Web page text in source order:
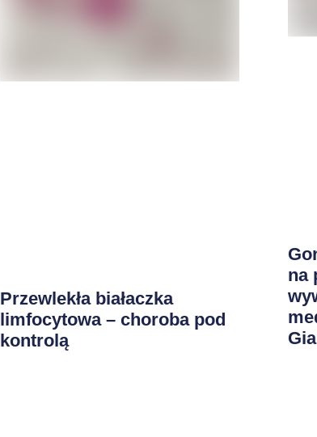
Przewlekła białaczka
limfocytowa – choroba pod
kontrolą
na